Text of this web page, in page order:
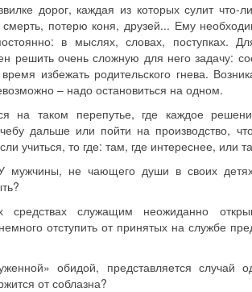
дорог, каждая из которых сулит что-
потерю коня, друзей... Ему
в мыслях, словах, поступках.
решить очень сложную для него задачу:
избежать родительского гнева.
– надо остановиться на одном.
таком перепутье, где каждое
дальше или пойти на производство,
учиться, то где: там, где интереснее, или
не чающего души в своих
служащим неожиданно
отступить от принятых на службе
обидой, представляется случай
от соблазна?